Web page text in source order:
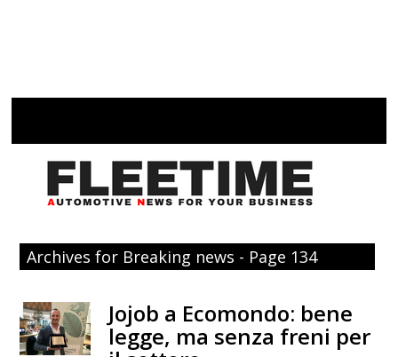
Archives for Breaking news - Page 134
Jojob a Ecomondo: bene
legge, ma senza freni per